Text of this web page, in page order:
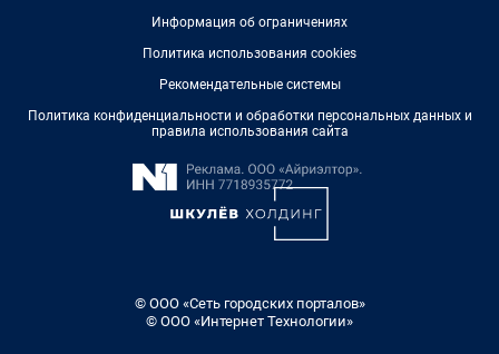
Информация об ограничениях
Политика использования cookies
Рекомендательные системы
Политика конфиденциальности и обработки персональных данных и
правила использования сайта
© ООО «Сеть городских порталов»
© ООО «Интернет Технологии»